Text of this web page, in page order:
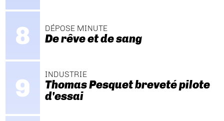
DÉPOSE MINUTE
De rêve et de sang
INDUSTRIE
Thomas Pesquet breveté pilote
d'essai